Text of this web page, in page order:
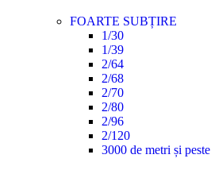
FOARTE SUBȚIRE
1/30
1/39
2/64
2/68
2/70
2/80
2/96
2/120
3000 de metri și peste